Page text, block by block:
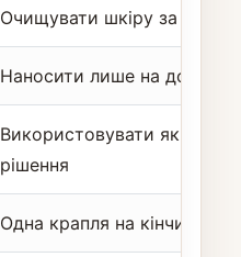
Очищувати шкіру за
Наносити лише на довжину
Використовувати як
рішення
Одна крапля на кінчики